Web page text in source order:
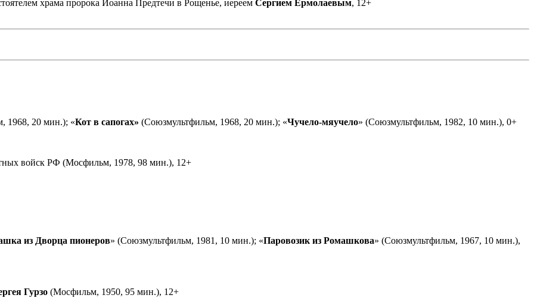
храма пророка Иоанна Предтечи в Рощенье, иереем Сергием Ермолаевым, 12+
1968, 20 мин.); «Кот в сапогах» (Союзмультфильм, 1968, 20 мин.); «Чучело-мяучело» (Союзмультфильм, 1982, 10 мин.), 0+
войск РФ (Мосфильм, 1978, 98 мин.), 12+
из Дворца пионеров» (Союзмультфильм, 1981, 10 мин.); «Паровозик из Ромашкова» (Союзмультфильм, 1967, 10 мин.),
Гурзо (Мосфильм, 1950, 95 мин.), 12+